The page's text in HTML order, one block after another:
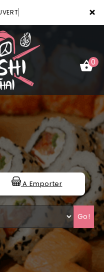
×
0
A Emporter
Go!